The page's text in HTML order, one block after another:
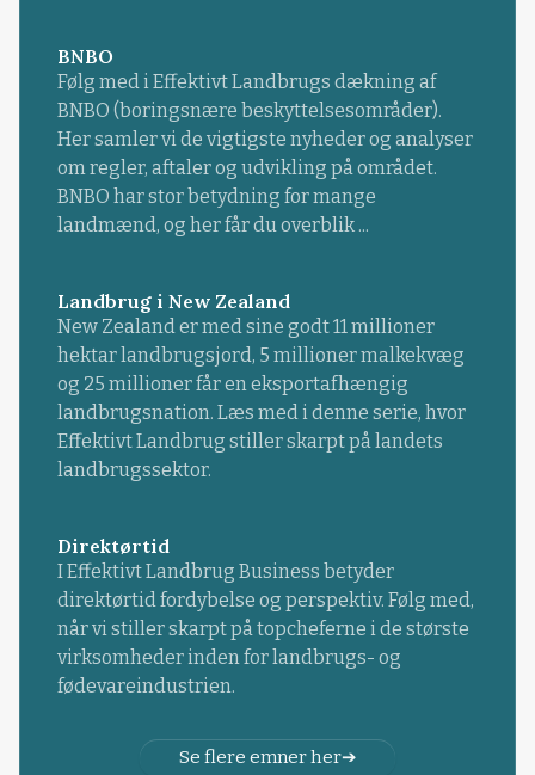
BNBO
Følg med i Effektivt Landbrugs dækning af
BNBO (boringsnære beskyttelsesområder).
Her samler vi de vigtigste nyheder og analyser
om regler, aftaler og udvikling på området.
BNBO har stor betydning for mange
landmænd, og her får du overblik ...
Landbrug i New Zealand
New Zealand er med sine godt 11 millioner
hektar landbrugsjord, 5 millioner malkekvæg
og 25 millioner får en eksportafhængig
landbrugsnation. Læs med i denne serie, hvor
Effektivt Landbrug stiller skarpt på landets
landbrugssektor.
Direktørtid
I Effektivt Landbrug Business betyder
direktørtid fordybelse og perspektiv. Følg med,
når vi stiller skarpt på topcheferne i de største
virksomheder inden for landbrugs- og
fødevareindustrien.
Se flere emner her